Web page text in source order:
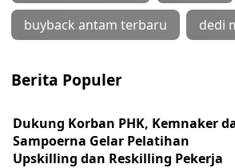
buyback antam terbaru dedi
Berita Populer
Dukung Korban PHK, Kemnaker
Sampoerna Gelar Pelatihan
Upskilling dan Reskilling Pekerja